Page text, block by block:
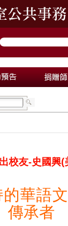
校友-史國興
華語
傳承者